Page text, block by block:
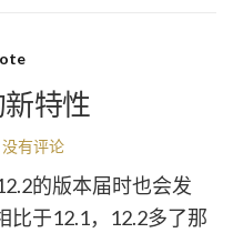
新特性
没有评论
的版本届时也会发
比于12.1，12.2多了那